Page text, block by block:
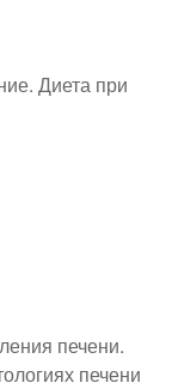
Диета при
печени.
печени